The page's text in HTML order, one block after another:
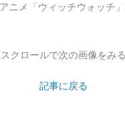
アニメ「ウィッチウォッチ
クロールで次の画像をみ
記事に戻る